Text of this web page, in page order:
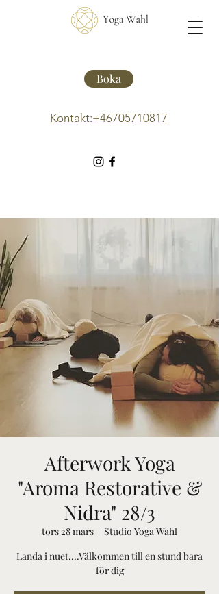
Boka
Kontakt:+46705710817
Afterwork Yoga
"Aroma Restorative &
Nidra" 28/3
tors 28 mars
  |
Studio Yoga Wahl
Landa i nuet....Välkommen till en stund bara
för dig